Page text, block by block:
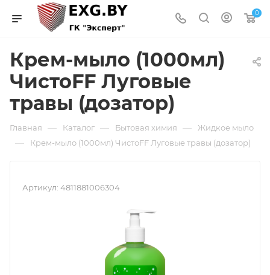
0
Крем-мыло (1000мл)
ЧистоFF Луговые
травы (дозатор)
Главная — Каталог — Бытовая химия — Жидкое мыло
— Крем-мыло (1000мл) ЧистоFF Луговые травы (дозатор)
Артикул: 4811881006304